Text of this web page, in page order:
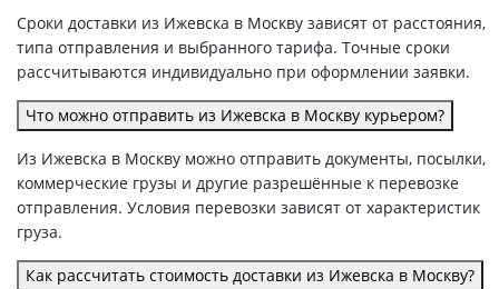
Сроки доставки из Ижевска в Москву зависят от расстояния,
типа отправления и выбранного тарифа. Точные сроки
рассчитываются индивидуально при оформлении заявки.
Что можно отправить из Ижевска в Москву курьером?
Из Ижевска в Москву можно отправить документы, посылки,
коммерческие грузы и другие разрешённые к перевозке
отправления. Условия перевозки зависят от характеристик
груза.
Как рассчитать стоимость доставки из Ижевска в Москву?